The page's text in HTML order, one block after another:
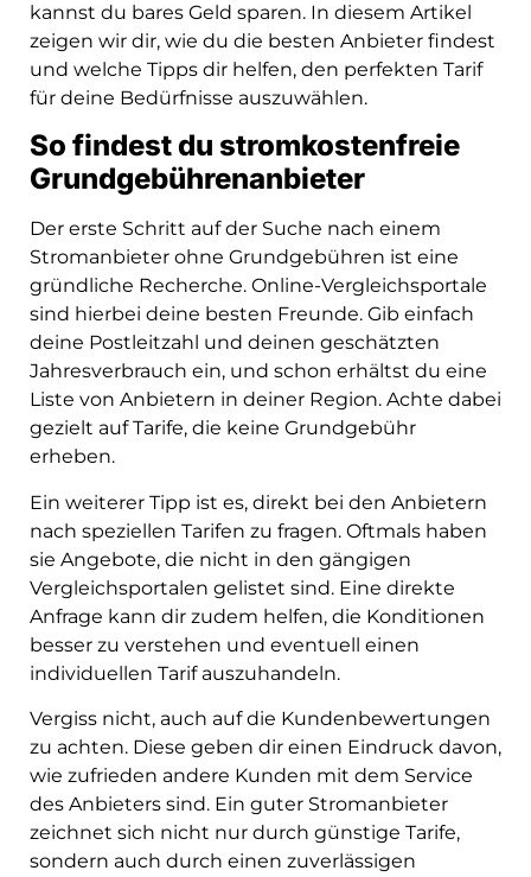
kannst du bares Geld sparen. In diesem Artikel
zeigen wir dir, wie du die besten Anbieter findest
und welche Tipps dir helfen, den perfekten Tarif
für deine Bedürfnisse auszuwählen.
So findest du stromkostenfreie
Grundgebührenanbieter
Der erste Schritt auf der Suche nach einem
Stromanbieter ohne Grundgebühren ist eine
gründliche Recherche. Online-Vergleichsportale
sind hierbei deine besten Freunde. Gib einfach
deine Postleitzahl und deinen geschätzten
Jahresverbrauch ein, und schon erhältst du eine
Liste von Anbietern in deiner Region. Achte dabei
gezielt auf Tarife, die keine Grundgebühr
erheben.
Ein weiterer Tipp ist es, direkt bei den Anbietern
nach speziellen Tarifen zu fragen. Oftmals haben
sie Angebote, die nicht in den gängigen
Vergleichsportalen gelistet sind. Eine direkte
Anfrage kann dir zudem helfen, die Konditionen
besser zu verstehen und eventuell einen
individuellen Tarif auszuhandeln.
Vergiss nicht, auch auf die Kundenbewertungen
zu achten. Diese geben dir einen Eindruck davon,
wie zufrieden andere Kunden mit dem Service
des Anbieters sind. Ein guter Stromanbieter
zeichnet sich nicht nur durch günstige Tarife,
sondern auch durch einen zuverlässigen